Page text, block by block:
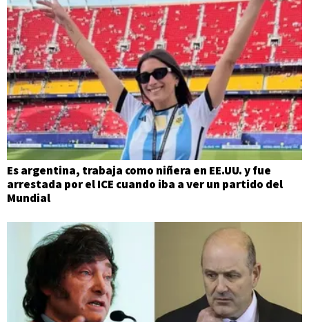
Es argentina, trabaja como niñera en EE.UU. y fue
arrestada por el ICE cuando iba a ver un partido del
Mundial